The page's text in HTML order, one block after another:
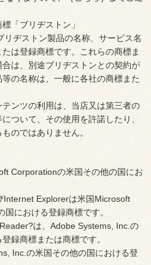
「ブリヂストン」
リヂストン製品の名称、サービス名
は登録商標です。これらの商標ま
は、別途ブリヂストンとの契約が
の名称は、一般に各社の商標また
ンツの利用は、当店又は第三者の
ついて、その使用を許諾したり、
のではありません。
Corporationの米国その他の国にお
Explorerは米国Microsoft
における登録商標です。
は、Adobe Systems, Inc.の
録商標または商標です。
Inc.の米国その他の国における登